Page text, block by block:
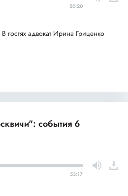
50:20
В гостях адвокат Ирина Гриценко
события 6
53:17